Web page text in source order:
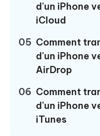
d'un iPhone
iCloud
05 Comment
d'un iPhone
AirDrop
06 Comment
d'un iPhone
iTunes